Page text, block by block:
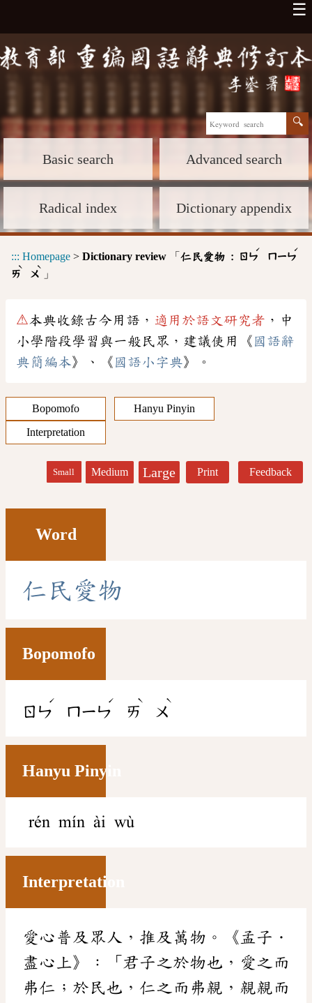
☰
Basic search Advanced search
Radical index Dictionary appendix
::: Homepage > Dictionary review 「 仁民愛物 : ㄖㄣ
ˊ
ㄇㄧㄣ
ˊ
ㄞ
ˋ
ㄨ
ˋ
」
⚠本典收錄古今用語， 適用於語文研究者 ，中
小學階段學習與一般民眾，建議使用《 國語辭
典簡編本》、《 國語小字典》。
Bopomofo
Hanyu Pinyin
Interpretation
Small Medium Large Print Feedback
Word
仁 民 愛物
Bopomofo
ㄖㄣ
ˊ
ㄇㄧㄣ
ˊ
ㄞ
ˋ
ㄨ
ˋ
Hanyu Pinyin
rén mín ài wù
Interpretation
愛心普及眾人，推及萬物。《孟子．
盡心上》：「君子之於物也，愛之而
弗仁；於民也，仁之而弗親，親親而